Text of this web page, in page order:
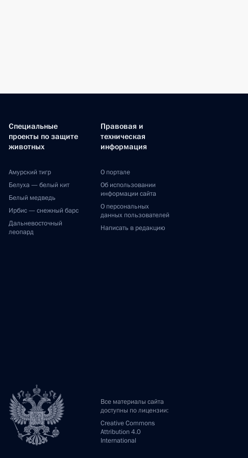
Специальные
проекты по защите
животных
Амурский тигр
Белуха — белый кит
Белый медведь
Ирбис — снежный барс
Дальневосточный
леопард
Правовая и
техническая
информация
О портале
Об использовании
информации сайта
О персональных
данных пользователей
Написать в редакцию
Все материалы сайта
доступны по лицензии:
Creative Commons
Attribution 4.0
International